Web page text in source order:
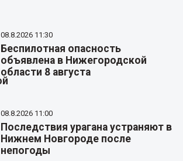
08.8.2026 11:30
Беспилотная опасность
объявлена в Нижегородской
области 8 августа
08.8.2026 11:00
Последствия урагана устраняют в
Нижнем Новгороде после
непогоды